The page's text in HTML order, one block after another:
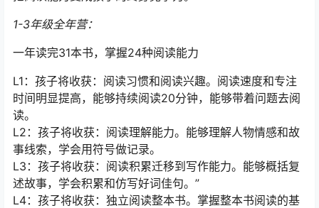
1-3年级全年营：
一年读完31本书，掌握24种阅读能力
L1：孩子将收获：阅读习惯和阅读兴趣。阅读速度和专注
时间明显提高，能够持续阅读20分钟，能够带着问题去阅
读。
L2：孩子将收获：阅读理解能力。能够理解人物情感和故
事线索，学会用符号做记录。
L3：孩子将收获：阅读积累迁移到写作能力。能够概括复
述故事，学会积累和仿写好词佳句。”
L4：孩子将收获：独立阅读整本书。掌握整本书阅读的基